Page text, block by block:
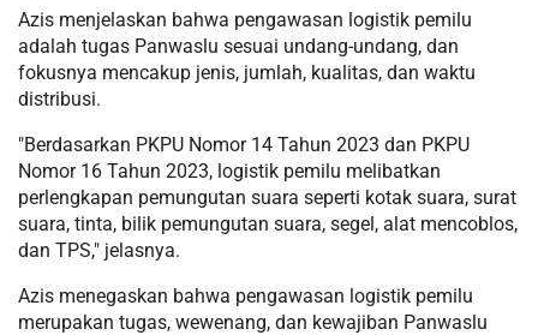
Azis menjelaskan bahwa pengawasan logistik pemilu
adalah tugas Panwaslu sesuai undang-undang, dan
fokusnya mencakup jenis, jumlah, kualitas, dan waktu
distribusi.
"Berdasarkan PKPU Nomor 14 Tahun 2023 dan PKPU
Nomor 16 Tahun 2023, logistik pemilu melibatkan
perlengkapan pemungutan suara seperti kotak suara, surat
suara, tinta, bilik pemungutan suara, segel, alat mencoblos,
dan TPS," jelasnya.
Azis menegaskan bahwa pengawasan logistik pemilu
merupakan tugas, wewenang, dan kewajiban Panwaslu